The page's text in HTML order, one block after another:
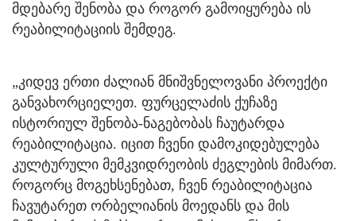
მდებარე შენობა და როგორ გამოიყურება ის
რეაბილიტაციის შემდეგ.
„კიდევ ერთი ძალიან მნიშვნელოვანი პროექტი
განვახორციელეთ. ფურცელაძის ქუჩაზე
ისტორიულ შენობა-ნაგებობას ჩაუტარდა
რეაბილიტაცია. იცით ჩვენი დამოკიდებულება
კულტურული მემკვიდრეობის ძეგლების მიმართ.
როგორც მოგეხსენებათ, ჩვენ რეაბილიტაცია
ჩავუტარეთ ორბელიანის მოედანს და მის